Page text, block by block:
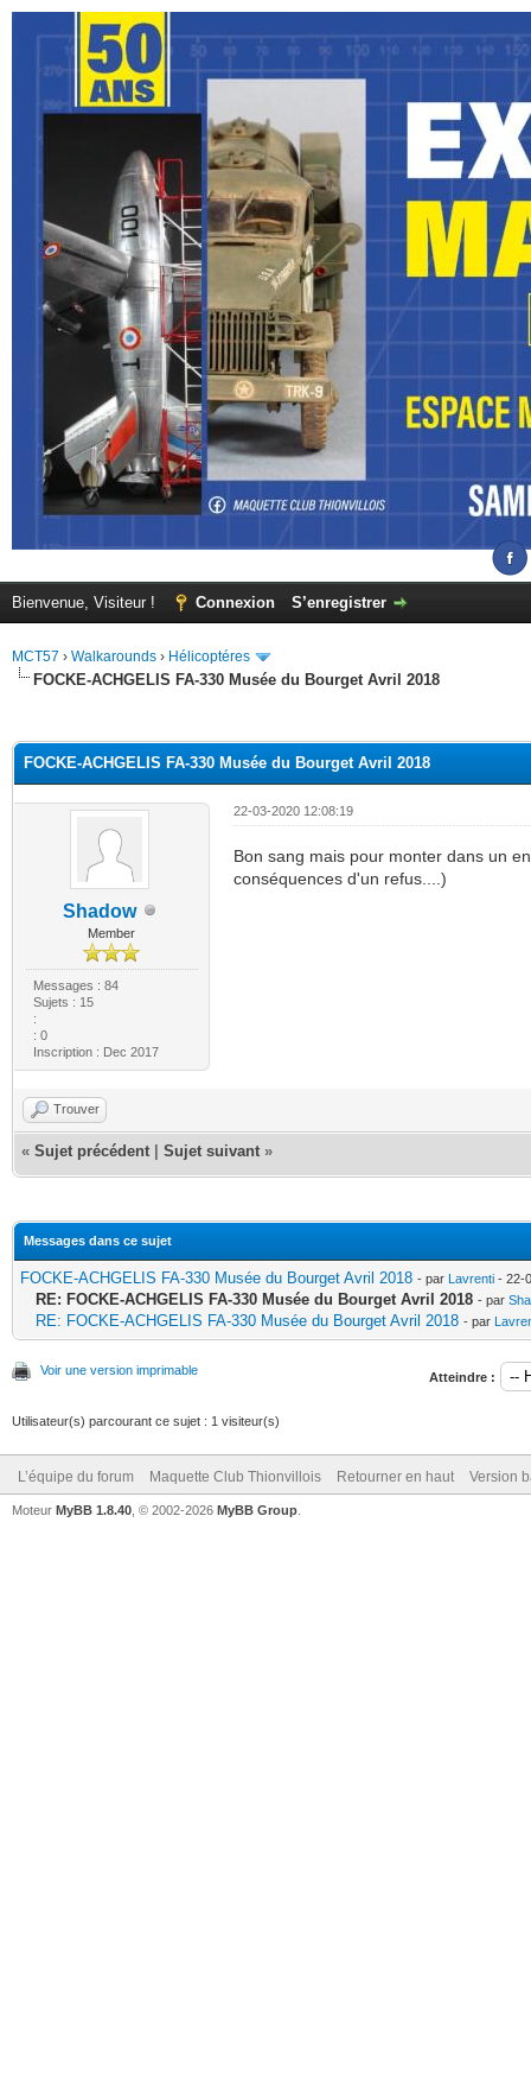
Bienvenue, Visiteur ! Connexion S’enregistrer
MCT57 › Walkarounds › Hélicoptéres
FOCKE-ACHGELIS FA-330 Musée du Bourget Avril 2018
FOCKE-ACHGELIS FA-330 Musée du Bourget Avril 2018
Shadow
Member
Messages : 84
Sujets : 15
:
: 0
Inscription : Dec 2017
22-03-2020 12:08:19
Bon sang mais pour monter dans un
conséquences d'un refus....)
Trouver
« Sujet précédent Sujet suivant »
Messages dans ce sujet
FOCKE-ACHGELIS FA-330 Musée du Bourget Avril 2018 - par Lavrenti - 22-
RE: FOCKE-ACHGELIS FA-330 Musée du Bourget Avril 2018 - par
RE: FOCKE-ACHGELIS FA-330 Musée du Bourget Avril 2018 - par
Voir une version imprimable Atteindre :
Utilisateur(s) parcourant ce sujet : 1 visiteur(s)
L’équipe du forum Maquette Club Thionvillois Retourner en haut Version
Moteur MyBB 1.8.40 , © 2002-2026 MyBB Group